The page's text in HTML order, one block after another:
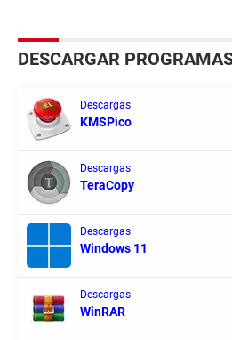
DESCARGAR
Descargas
KMSPico
Descargas
TeraCopy
Descargas
Windows 11
Descargas
WinRAR